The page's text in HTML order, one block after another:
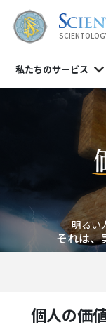
私たちのサービス
明るい
それは、
個人の価